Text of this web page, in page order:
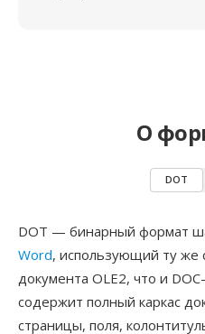
О
DOT
DOT — бинарный формат
Word, использующий ту же
документа OLE2, что и
содержит полный каркас
страницы, поля,